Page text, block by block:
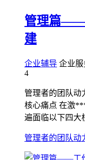
管理篇——
建
企业辅导 企业
4
管理者的团队动
核心痛点 在激
遍面临以下四大
管理者的团队动